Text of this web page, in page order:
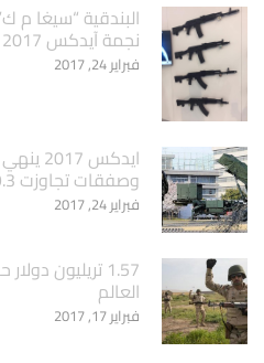
البندقية “سيغا
نجمة آيدكس 2017
فبراير 24, 2017
ايدكس
وصفقات تجاوزت 19.3 مليار درهم اماراتي
فبراير 24, 2017
1.57 تريليون
العالم
فبراير 17, 2017